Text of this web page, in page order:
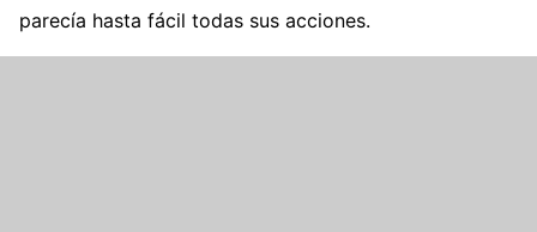
parecía hasta fácil todas sus acciones.